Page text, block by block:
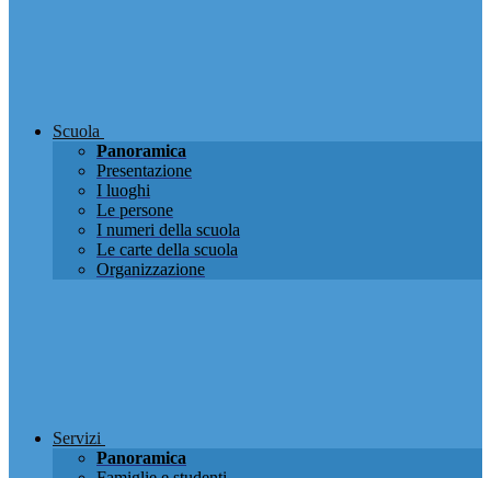
Scuola
Panoramica
Presentazione
I luoghi
Le persone
I numeri della scuola
Le carte della scuola
Organizzazione
Servizi
Panoramica